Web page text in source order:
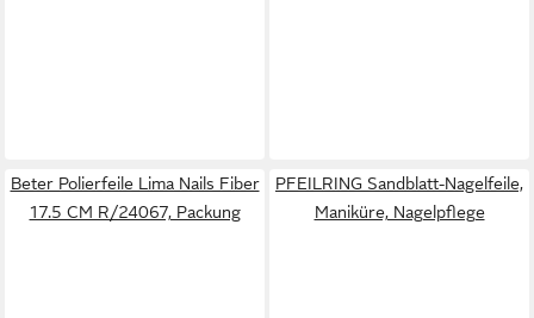
Beter Polierfeile Lima Nails Fiber
17.5 CM R/24067, Packung
PFEILRING Sandblatt-Nagelfeile,
Maniküre, Nagelpflege